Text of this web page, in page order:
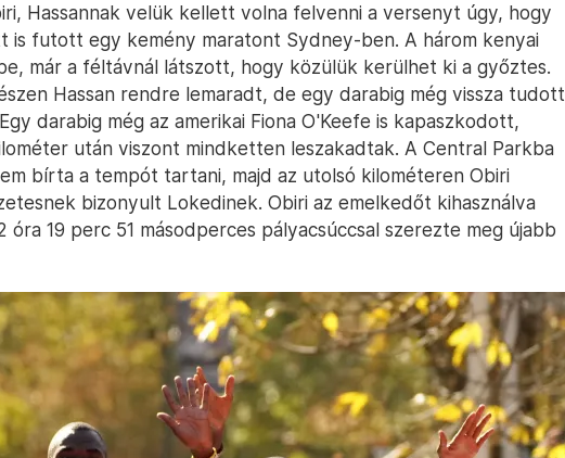
Hassannak velük kellett volna felvenni a versenyt úgy, hogy
is futott egy kemény maratont Sydney-ben. A három kenyai
már a féltávnál látszott, hogy közülük kerülhet ki a győztes.
Hassan rendre lemaradt, de egy darabig még vissza tudott
darabig még az amerikai Fiona O'Keefe is kapaszkodott,
után viszont mindketten leszakadtak. A Central Parkba
bírta a tempót tartani, majd az utolsó kilométeren Obiri
bizonyult Lokedinek. Obiri az emelkedőt kihasználva
19 perc 51 másodperces pályacsúccsal szerezte meg újabb